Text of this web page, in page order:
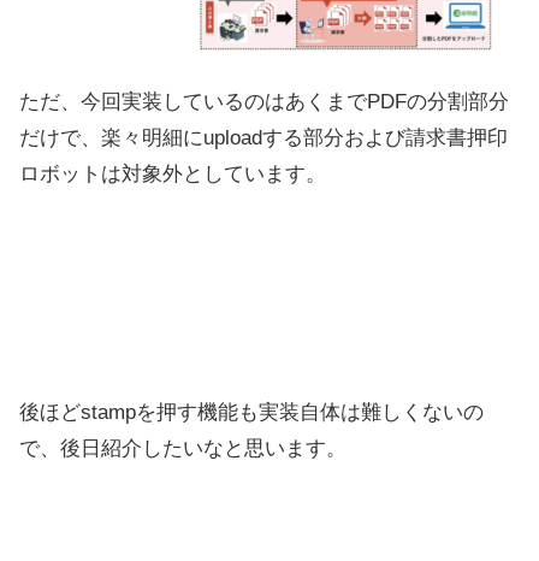
ただ、今回実装しているのはあくまでPDFの分割部分
だけで、楽々明細にuploadする部分および請求書押印
ロボットは対象外としています。
後ほどstampを押す機能も実装自体は難しくないの
で、後日紹介したいなと思います。